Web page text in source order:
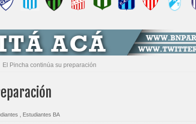
El Pincha continúa su preparación
Estudiantes BA